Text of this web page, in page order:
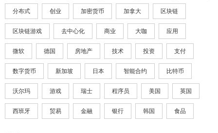
分布式 创业 加密货币 加拿大 区块链
区块链游戏 去中心化 商业 大咖 应用
微软 德国 房地产 技术 投资 支付
数字货币 新加坡 日本 智能合约 比特币
沃尔玛 游戏 瑞士 程序员 美国 英国
西班牙 贸易 金融 银行 韩国 食品